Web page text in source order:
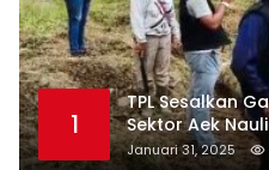
1
TPL Sesalkan
Sektor Aek Nauli
Januari 31, 2025